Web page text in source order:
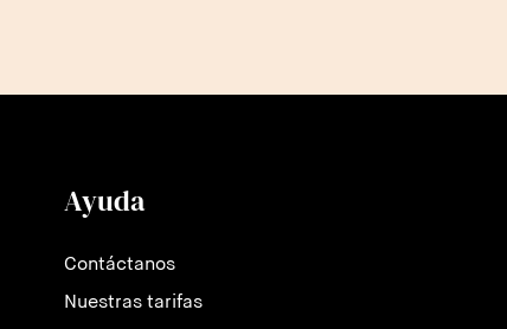
Ayuda
Contáctanos
Nuestras tarifas